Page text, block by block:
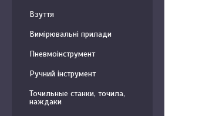
Взуття
Вимірювальні прилади
Пневмоінструмент
Ручний інструмент
Точильные станки, точила,
наждаки